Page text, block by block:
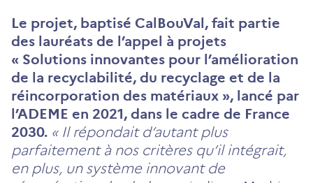
Le projet, baptisé CalBouVal, fait partie
des lauréats de l’appel à projets
« Solutions innovantes pour l’amélioration
de la recyclabilité, du recyclage et de la
réincorporation des matériaux », lancé par
l’ADEME en 2021, dans le cadre de France
2030. « Il répondait d’autant plus
parfaitement à nos critères qu’il intégrait,
en plus, un système innovant de